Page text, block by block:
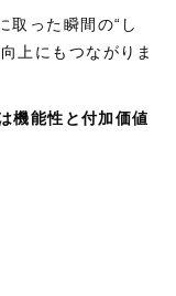
取った瞬間の“し
上にもつながりま
機能性と付加価値